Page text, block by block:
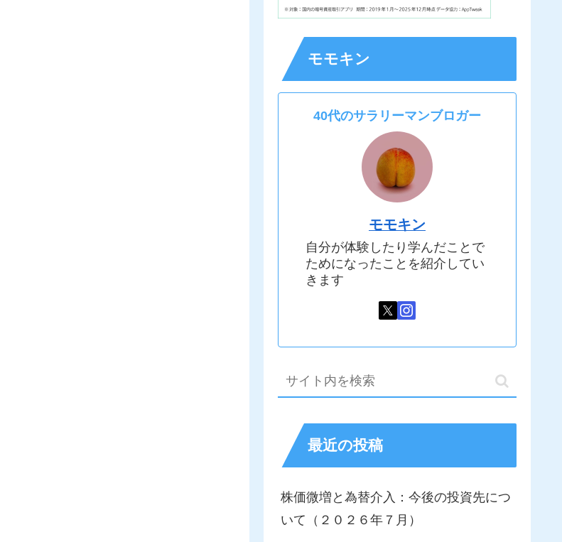
モモキン
40代のサラリーマンブロガー
モモキン
自分が体験したり学んだことで
ためになったことを紹介してい
きます
最近の投稿
株価微増と為替介入：今後の投資先につ
いて（２０２６年７月）